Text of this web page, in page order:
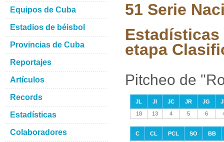
51 Serie
etapa
Pitcheo de
JL JI JC JR JG
18
13 4 5 6
C CL PCL SO
BB
Equipos de Cuba
Estadios de béisbol
Provincias de Cuba
Reportajes
Artículos
Records
Estadísticas
Colaboradores